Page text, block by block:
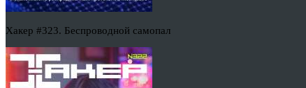
Хакер #323. Беспроводной самопал